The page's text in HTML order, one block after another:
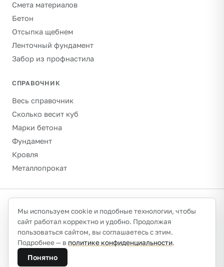
Смета материалов
Бетон
Отсыпка щебнем
Ленточный фундамент
Забор из профнастила
СПРАВОЧНИК
Весь справочник
Сколько весит куб
Марки бетона
Фундамент
Кровля
Металлопрокат
Разработка отиванов.сайт
О проекте и контактыПолитика конфиденциальности
Обработка персональных данных
Плотности указаны ориентировочно (насыпные, сухое
состояние) — калибруйте по паспорту партии или ГОСТ.
Мы используем cookie и подобные технологии, чтобы
сайт работал корректно и удобно. Продолжая
пользоваться сайтом, вы соглашаетесь с этим.
Подробнее — в политике конфиденциальности.
Понятно